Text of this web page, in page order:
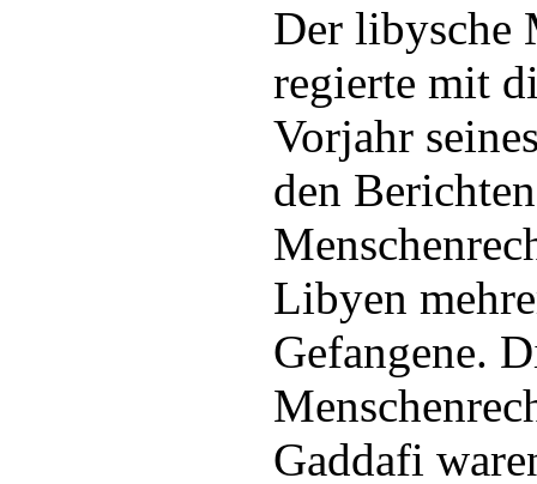
Der libysche
regierte mit
Vorjahr
den
Libyen
Gefangene.
Gaddafi